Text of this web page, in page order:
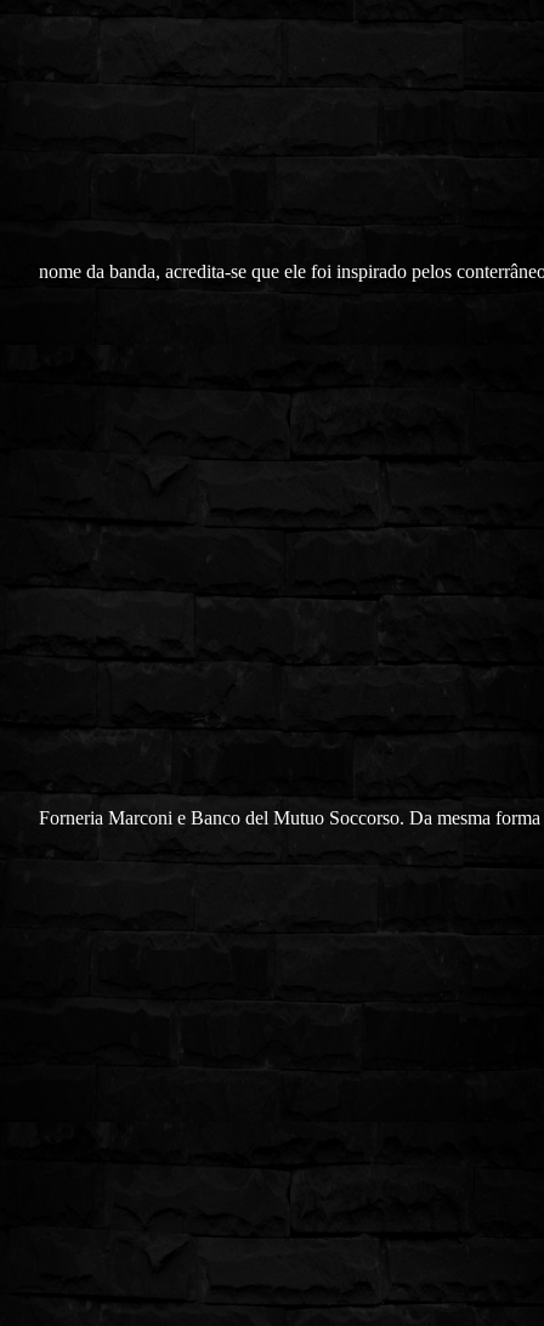
nome da banda, acredita-se que ele foi inspirado pelos
Forneria Marconi e Banco del Mutuo Soccorso. Da mesma